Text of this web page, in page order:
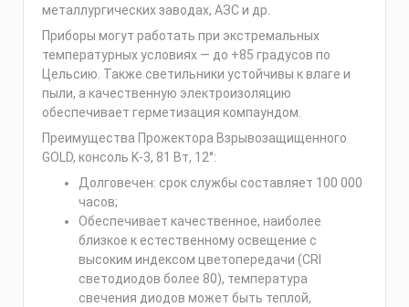
металлургических заводах, АЗС и др.
Приборы могут работать при экстремальных
температурных условиях — до +85 градусов по
Цельсию. Также светильники устойчивы к влаге и
пыли, а качественную электроизоляцию
обеспечивает герметизация компаундом.
Преимущества Прожектора Взрывозащищенного
GOLD, консоль K-3, 81 Вт, 12°:
Долговечен: срок службы составляет 100 000
часов;
Обеспечивает качественное, наиболее
близкое к естественному освещение с
высоким индексом цветопередачи (CRI
светодиодов более 80), температура
свечения диодов может быть теплой,